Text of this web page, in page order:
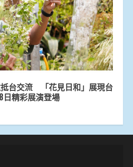
台交流 「花見日和」展現台
日精彩展演登場